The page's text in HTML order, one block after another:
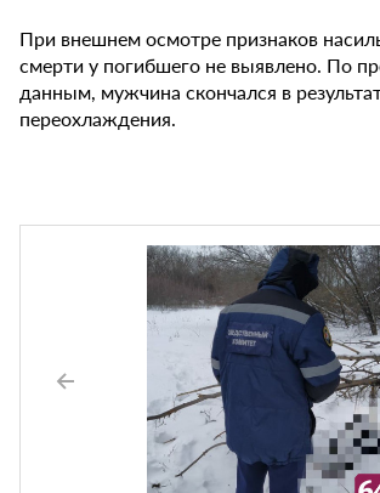
При внешнем осмотре признаков
смерти у погибшего не выявлено. По
данным, мужчина скончался в
переохлаждения.